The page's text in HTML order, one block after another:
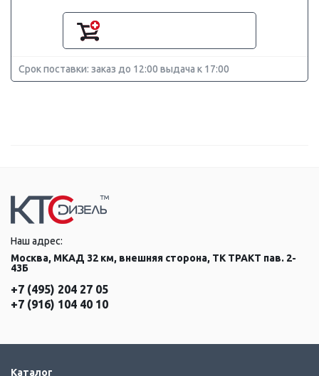
Срок поставки: заказ до 12:00 выдача к 17:00
Наш адрес:
Москва, МКАД 32 км, внешняя сторона, ТК ТРАКТ пав. 2-
43Б
+7 (495) 204 27 05
+7 (916) 104 40 10
Каталог